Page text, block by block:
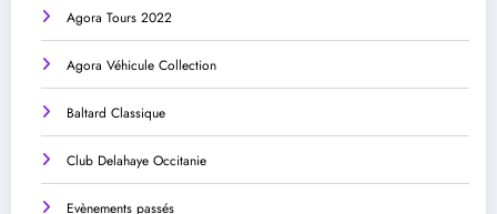
Agora Tours 2022
Agora Véhicule Collection
Baltard Classique
Club Delahaye Occitanie
Evènements passés